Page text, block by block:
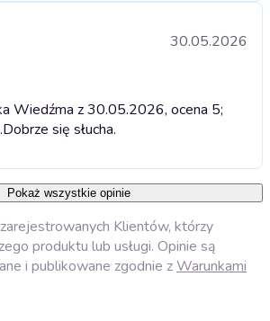
30.05.2026
Wiedźma z 30.05.2026, ocena 5;
Dobrze się słucha.
Pokaż wszystkie opinie
Klientów, którzy
produktu lub usługi. Opinie są
i publikowane zgodnie zWarunkami